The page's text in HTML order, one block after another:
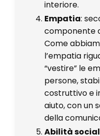
interiore.
Empatia:
componente
Come
l’empatia
“vestire” le
persone,
costruttivo e
aiuto, con un
della
Abilità